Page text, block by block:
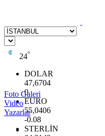
24°
DOLAR
47,6704
0
EURO
55,0406
-0.08
STERLİN
Foto Galeri
Video
Yazarlar